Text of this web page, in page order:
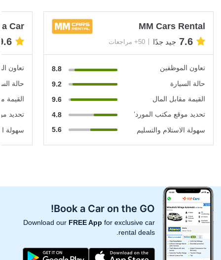
MM Cars Rental
7.6 جيد جدًا 50+ مراجعات
تعاون الموظفين
8.8
حالة السيارة
9.2
القيمة مقابل المال
9.6
تحديد موقع مكتب المورد’
4.8
سهولة الاستلام والتسليم
5.6
Car
تعاون
حالة
القيمة
تحديد
سهولة
Book a Car on the GO!
Download our FREE App for exclusive car
rental deals.